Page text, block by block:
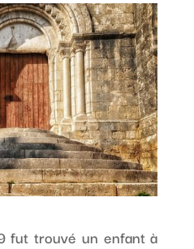
fut trouvé un enfant à